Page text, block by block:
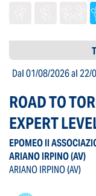
Dal 01/08/2026al 22/
ROAD TO
EXPERT
EPOMEO II
ARIANO IRPINO(AV)
ARIANO IRPINO(AV)